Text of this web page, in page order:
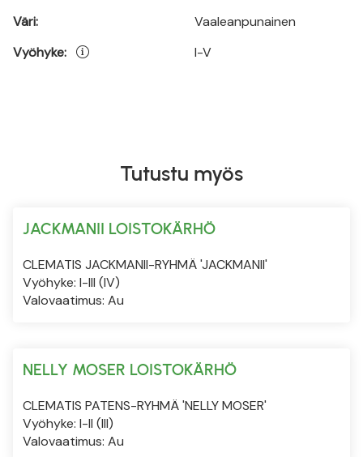
Väri:
Vyöhyke:
Vaaleanpunainen
I-V
Tutustu myös
JACKMANII LOISTOKÄRHÖ
CLEMATIS JACKMANII-RYHMÄ 'JACKMANII'
Vyöhyke: I-III (IV)
Valovaatimus: Au
NELLY MOSER LOISTOKÄRHÖ
CLEMATIS PATENS-RYHMÄ 'NELLY MOSER'
Vyöhyke: I-II (III)
Valovaatimus: Au